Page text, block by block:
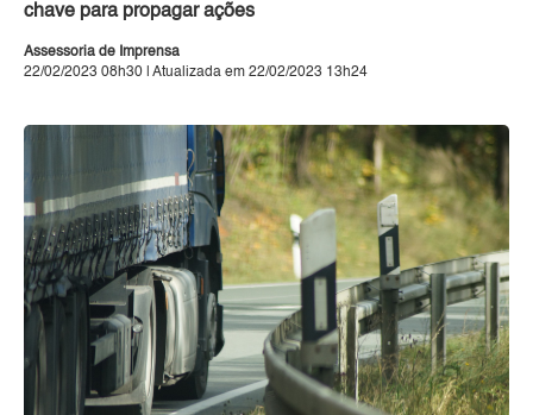
chave para propagar ações
Assessoria de Imprensa
22/02/2023 08h30 | Atualizada em 22/02/2023 13h24